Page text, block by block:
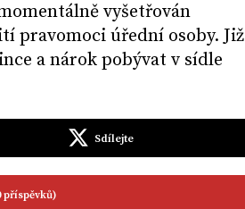
vyšetřován
pravomoci úřední osoby. Již
a nárok pobývat v sídle
Sdílejte